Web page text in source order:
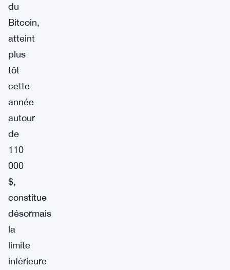
du
Bitcoin,
atteint
plus
tôt
cette
année
autour
de
110
000
$,
constitue
désormais
la
limite
inférieure